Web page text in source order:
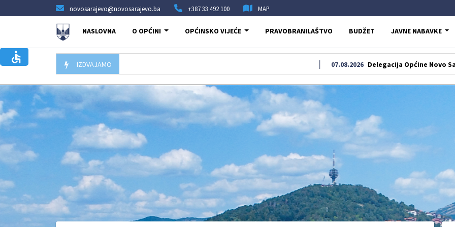
novosarajevo@novosarajevo.ba +387 33 492 100 MAP
NASLOVNA O OPĆINI OPĆINSKO VIJEĆE PRAVOBRANILAŠTVO BUDŽET JAVNE NABAVKE
IZDVAJAMO Delegacija Općine Novo Sarajevo